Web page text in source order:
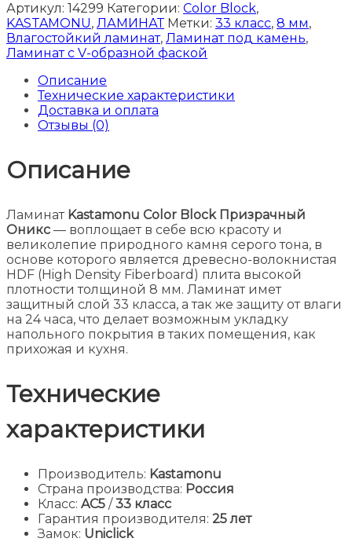
Артикул: 14299 Категории: Color Block,
KASTAMONU, ЛАМИНАТ Метки: 33 класс, 8 мм,
Влагостойкий ламинат, Ламинат под камень,
Ламинат с V-образной фаской
Описание
Технические характеристики
Доставка и оплата
Отзывы (0)
Описание
Ламинат Kastamonu Color Block Призрачный
Оникс — воплощает в себе всю красоту и
великолепие природного камня серого тона, в
основе которого является древесно-волокнистая
HDF (High Density Fiberboard) плита высокой
плотности толщиной 8 мм. Ламинат имет
защитный слой 33 класса, а так же защиту от влаги
на 24 часа, что делает возможным укладку
напольного покрытия в таких помещения, как
прихожая и кухня.
Технические
характеристики
Производитель: Kastamonu
Страна производства: Россия
Класс: AC5 /33 класс
Гарантия производителя: 25 лет
Замок: Uniclick